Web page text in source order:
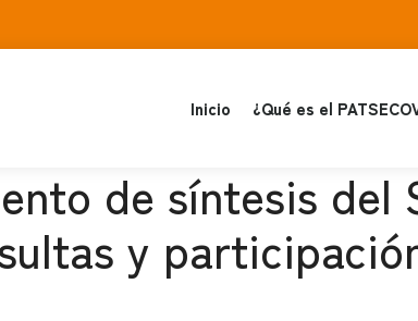
Inicio ¿Qué es el
de síntesis del
y